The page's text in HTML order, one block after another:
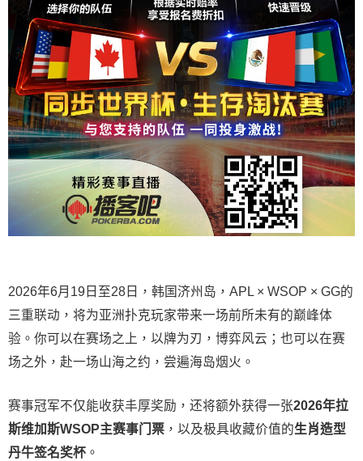
2026年6月19日至28日，韩国济州岛，APL × WSOP × GG的
三重联动，将为亚洲扑克玩家带来一场前所未有的巅峰体
验。 你可以在赛场之上，以牌为刃，博弈风云；也可以在赛
场之外，赴一场山海之约，尝遍海岛烟火。
赛事冠军不仅能收获丰厚奖励，还将额外获得一张2026年拉
斯维加斯WSOP主赛事门票 ，以及极具收藏价值的生肖造型
丹牛签名奖杯 。